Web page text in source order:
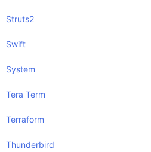
Struts2
Swift
System
Tera Term
Terraform
Thunderbird